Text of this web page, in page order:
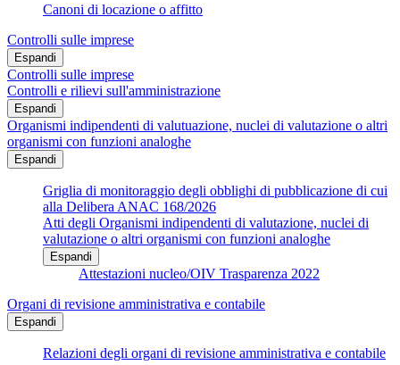
Canoni di locazione o affitto
Controlli sulle imprese
Espandi
Controlli sulle imprese
Controlli e rilievi sull'amministrazione
Espandi
Organismi indipendenti di valutuazione, nuclei di valutazione o altri
organismi con funzioni analoghe
Espandi
Griglia di monitoraggio degli obblighi di pubblicazione di cui
alla Delibera ANAC 168/2026
Atti degli Organismi indipendenti di valutazione, nuclei di
valutazione o altri organismi con funzioni analoghe
Espandi
Attestazioni nucleo/OIV Trasparenza 2022
Organi di revisione amministrativa e contabile
Espandi
Relazioni degli organi di revisione amministrativa e contabile